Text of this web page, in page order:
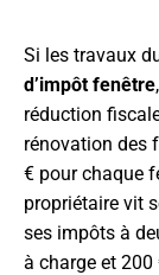
Si les travaux
d’impôt fenêtre
réduction
rénovation des
€ pour chaque
propriétaire vit
ses impôts à
à charge et 200